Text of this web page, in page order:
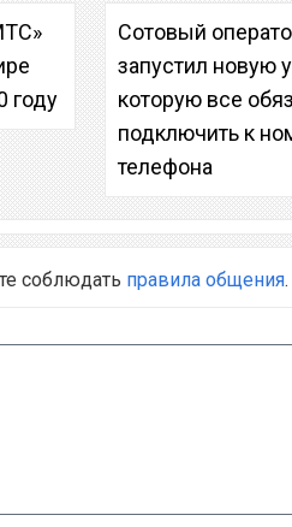
году
Сотовый
запустил новую
которую все
подключить к
телефона
соблюдать правила общения.